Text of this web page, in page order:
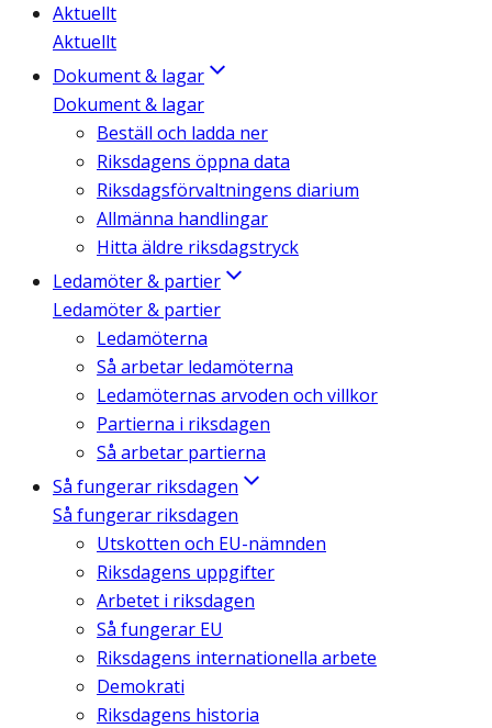
Aktuellt
Aktuellt
Dokument & lagar
Dokument & lagar
Beställ och ladda ner
Riksdagens öppna data
Riksdagsförvaltningens diarium
Allmänna handlingar
Hitta äldre riksdagstryck
Ledamöter & partier
Ledamöter & partier
Ledamöterna
Så arbetar ledamöterna
Ledamöternas arvoden och villkor
Partierna i riksdagen
Så arbetar partierna
Så fungerar riksdagen
Så fungerar riksdagen
Utskotten och EU-nämnden
Riksdagens uppgifter
Arbetet i riksdagen
Så fungerar EU
Riksdagens internationella arbete
Demokrati
Riksdagens historia